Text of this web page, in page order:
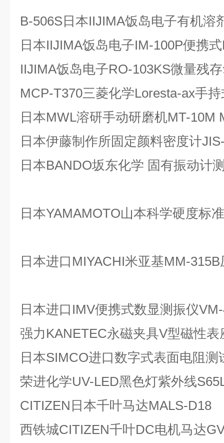
B-506S日本IIJIMA饭岛电子有机溶
日本IIJIMA饭岛电子IM-100P便携
IIJIMA饭岛电子RO-103KS微量残
MCP-T370三菱化学Loresta-ax手
日本MWL溶研手动研磨机MT-10M
日本伊藤制作所固定颜料密度计
日本BANDO坂东化学 固有振动计
日本YAMAMOTO山本科学硬度标
日本进口MIYACHI米亚基MM-
日本进口IMV便携式数显测振仪
强力KANETEC永磁夹具V型磁性表
日本SIMCO进口数字式表面电阻测
荣进化学UV-LED黑色灯紫外线
CITIZEN日本千叶马达MALS-D18
西铁城CITIZEN千叶DC电机马达